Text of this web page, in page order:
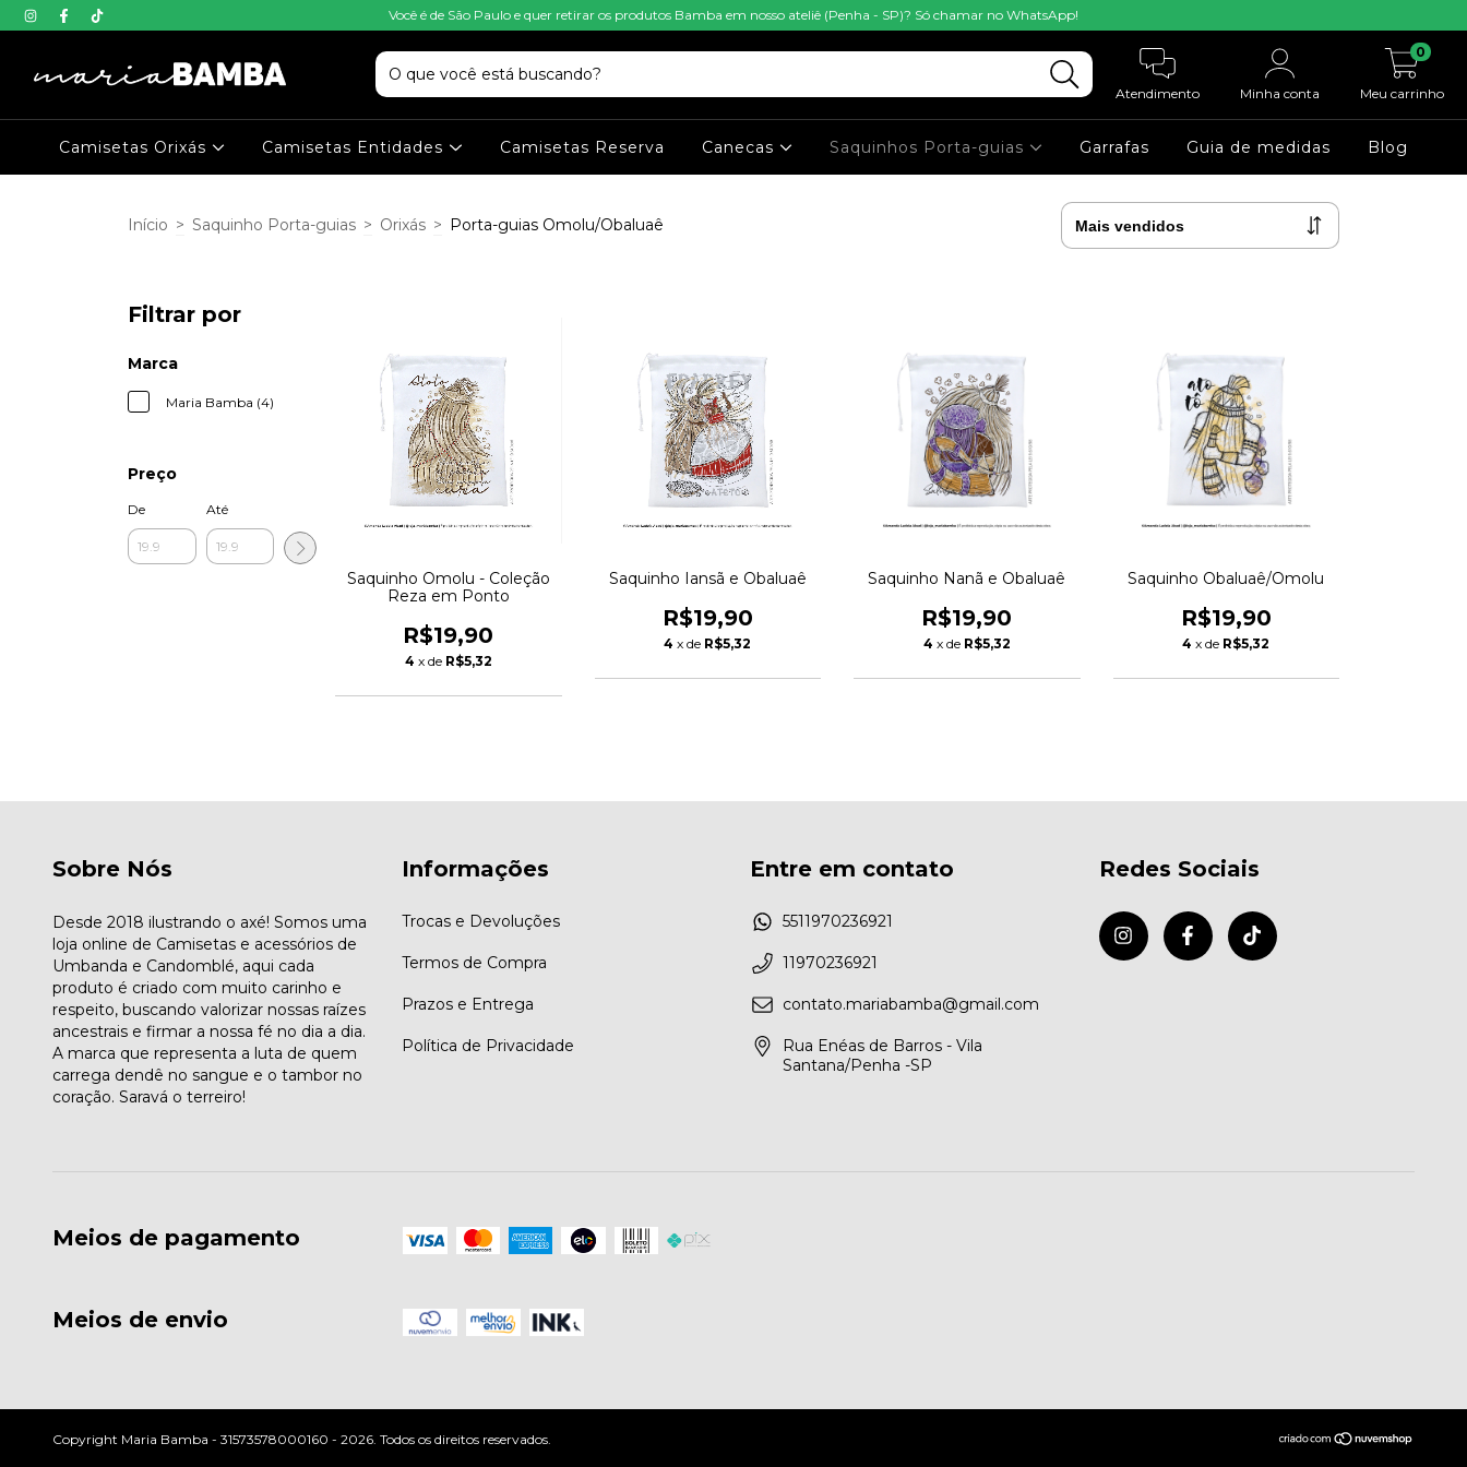
Você é de São Paulo e quer retirar os produtos Bamba em nosso ateliê (Penha - SP)? Só chamar no WhatsApp!
Atendimento Minha conta Meu carrinho
0
Camisetas Orixás Camisetas Entidades Camisetas Reserva Canecas Saquinhos Porta-guias Garrafas Guia de medidas Blog
Início > Saquinho Porta-guias > Orixás > Porta-guias Omolu/Obaluaê
Filtrar por
Marca
Maria Bamba (4)
Preço
De Até
Saquinho Omolu - Coleção
Reza em Ponto
R$19,90
4 x de R$5,32
Saquinho Iansã e Obaluaê
R$19,90
4 x de R$5,32
Saquinho Nanã e Obaluaê
R$19,90
4 x de R$5,32
Saquinho Obaluaê/Omolu
R$19,90
4 x de R$5,32
Sobre Nós
Desde 2018 ilustrando o axé! Somos uma
loja online de Camisetas e acessórios de
Umbanda e Candomblé, aqui cada
produto é criado com muito carinho e
respeito, buscando valorizar nossas raízes
ancestrais e firmar a nossa fé no dia a dia.
A marca que representa a luta de quem
carrega dendê no sangue e o tambor no
coração. Saravá o terreiro!
Informações
Trocas e Devoluções
Termos de Compra
Prazos e Entrega
Política de Privacidade
Entre em contato
5511970236921
11970236921
contato.mariabamba@gmail.com
Rua Enéas de Barros - Vila
Santana/Penha -SP
Redes Sociais
Meios de pagamento
Meios de envio
Copyright Maria Bamba - 31573578000160 - 2026. Todos os direitos reservados.